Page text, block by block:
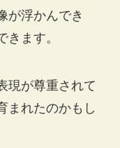
が浮かんでき
ます。
現が尊重されて
まれたのかもし